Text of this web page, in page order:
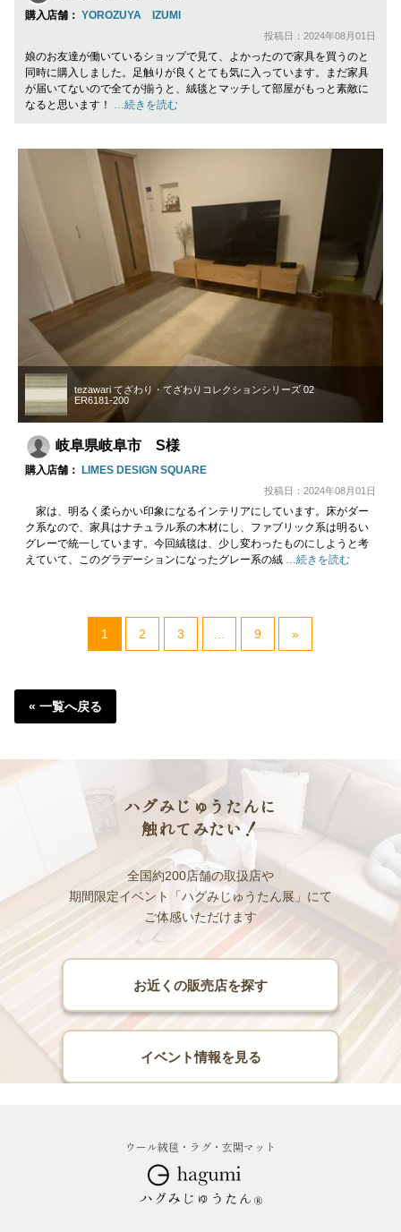
購入店舗： YOROZUYA IZUMI
投稿日：2024年08月01日
娘のお友達が働いているショップで見て、よかったので家具を買うのと
同時に購入しました。足触りが良くとても気に入っています。まだ家具
が届いてないので全てが揃うと、絨毯とマッチして部屋がもっと素敵に
なると思います！ …続きを読む
tezawari てざわり・てざわりコレクションシリーズ 02
ER6181-200
岐阜県岐阜市 S様
購入店舗： LIMES DESIGN SQUARE
投稿日：2024年08月01日
家は、明るく柔らかい印象になるインテリアにしています。床がダー
ク系なので、家具はナチュラル系の木材にし、ファブリック系は明るい
グレーで統一しています。今回絨毯は、少し変わったものにしようと考
えていて、このグラデーションになったグレー系の絨 …続きを読む
1 2 3 … 9 »
« 一覧へ戻る
ハグみじゅうたんに
触れてみたい！
全国約200店舗の取扱店や
期間限定イベント「ハグみじゅうたん展」にて
ご体感いただけます
お近くの販売店を探す
イベント情報を見る
ウール絨毯・ラグ・玄関マット